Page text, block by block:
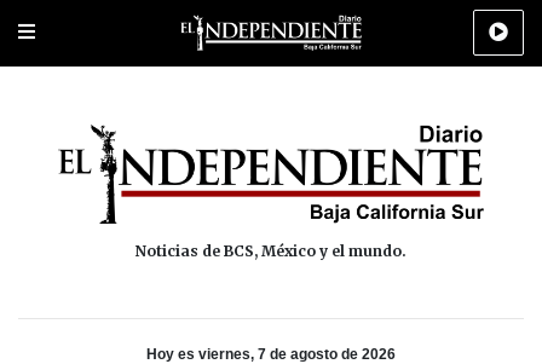
Portada Los Cabos Policiaca Deportes Cultura
Noticias de BCS, México y el mundo.
Hoy es viernes, 7 de agosto de 2026